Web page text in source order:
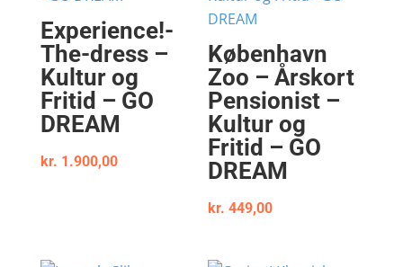
Experience!-
The-dress –
Kultur og
Fritid – GO
DREAM
kr. 1.900,00
København
Zoo – Årskort
Pensionist –
Kultur og
Fritid – GO
DREAM
kr. 449,00